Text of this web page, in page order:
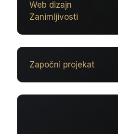
Web dizajn
Zanimljivosti
Započni projekat